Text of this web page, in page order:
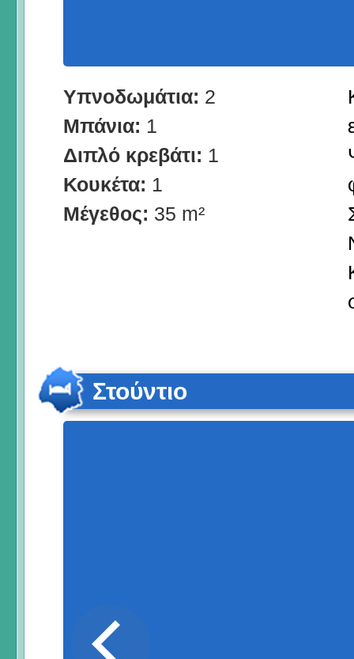
Υπνοδωμάτια: 2
Μπάνια: 1
Διπλό κρεβάτι: 1
Κουκέτα: 1
Μέγεθος: 35 m²
Στούντιο